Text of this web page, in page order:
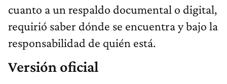
cuanto a un respaldo documental o digital,
requirió saber dónde se encuentra y bajo la
responsabilidad de quién está.
Versión oficial